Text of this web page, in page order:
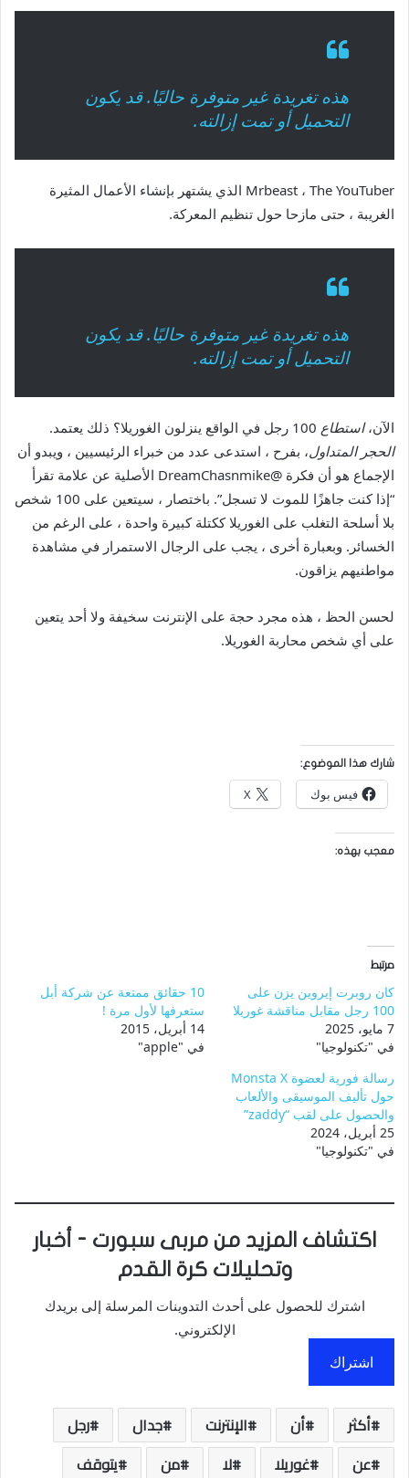
هذه تغريدة غير متوفرة حاليًا. قد يكون
التحميل أو تمت إزالته.
Mrbeast ، The YouTuber الذي يشتهر بإنشاء الأعمال المثيرة
الغريبة ، حتى مازحا حول تنظيم المعركة.
هذه تغريدة غير متوفرة حاليًا. قد يكون
التحميل أو تمت إزالته.
الآن،استطاع 100 رجل في الواقع ينزلون الغوريلا؟ ذلك يعتمد.
الحجر المتداول، بفرح ، استدعى عدد من خبراء الرئيسيين ، ويبدو أن
الإجماع هو أن فكرة @DreamChasnmike الأصلية عن علامة تقرأ
“إذا كنت جاهزًا للموت لا تسجل”. باختصار ، سيتعين على 100 شخص
بلا أسلحة التغلب على الغوريلا ككتلة كبيرة واحدة ، على الرغم من
الخسائر. وبعبارة أخرى ، يجب على الرجال الاستمرار في مشاهدة
مواطنيهم يزاقون.
لحسن الحظ ، هذه مجرد حجة على الإنترنت سخيفة ولا أحد يتعين
على أي شخص محاربة الغوريلا.
شارك هذا الموضوع:
فيس بوك X
معجب بهذه:
مرتبط
كان روبرت إيروين يزن على
100 رجل مقابل مناقشة غوريلا
7 مايو، 2025
في "تكنولوجيا"
10 حقائق ممتعة عن شركة أبل
ستعرفها لأول مرة !
14 أبريل، 2015
في "apple"
رسالة فورية لعضوة Monsta X
حول تأليف الموسيقى والألعاب
والحصول على لقب “zaddy”
25 أبريل، 2024
في "تكنولوجيا"
اكتشاف المزيد من مربى سبورت - أخبار
وتحليلات كرة القدم
اشترك للحصول على أحدث التدوينات المرسلة إلى بريدك
الإلكتروني.
اشتراك
أكثر أن الإنترنت جدال
رجل
عن
غوريلا لا من يتوقف